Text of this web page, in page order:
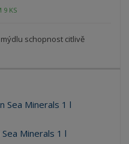
9 KS
schopnost citlivě
Minerals 1 l